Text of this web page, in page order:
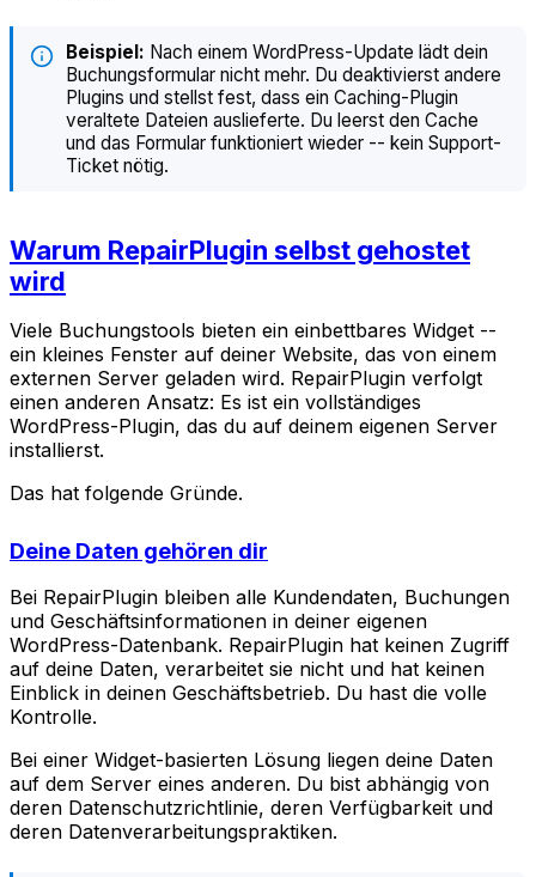
Beispiel: Nach einem WordPress-Update lädt dein
Buchungsformular nicht mehr. Du deaktivierst andere
Plugins und stellst fest, dass ein Caching-Plugin
veraltete Dateien auslieferte. Du leerst den Cache
und das Formular funktioniert wieder -- kein Support-
Ticket nötig.
Warum RepairPlugin selbst gehostet
wird
Viele Buchungstools bieten ein einbettbares Widget --
ein kleines Fenster auf deiner Website, das von einem
externen Server geladen wird. RepairPlugin verfolgt
einen anderen Ansatz: Es ist ein vollständiges
WordPress-Plugin, das du auf deinem eigenen Server
installierst.
Das hat folgende Gründe.
Deine Daten gehören dir
Bei RepairPlugin bleiben alle Kundendaten, Buchungen
und Geschäftsinformationen in deiner eigenen
WordPress-Datenbank. RepairPlugin hat keinen Zugriff
auf deine Daten, verarbeitet sie nicht und hat keinen
Einblick in deinen Geschäftsbetrieb. Du hast die volle
Kontrolle.
Bei einer Widget-basierten Lösung liegen deine Daten
auf dem Server eines anderen. Du bist abhängig von
deren Datenschutzrichtlinie, deren Verfügbarkeit und
deren Datenverarbeitungspraktiken.